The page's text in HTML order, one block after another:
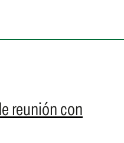
reunión con